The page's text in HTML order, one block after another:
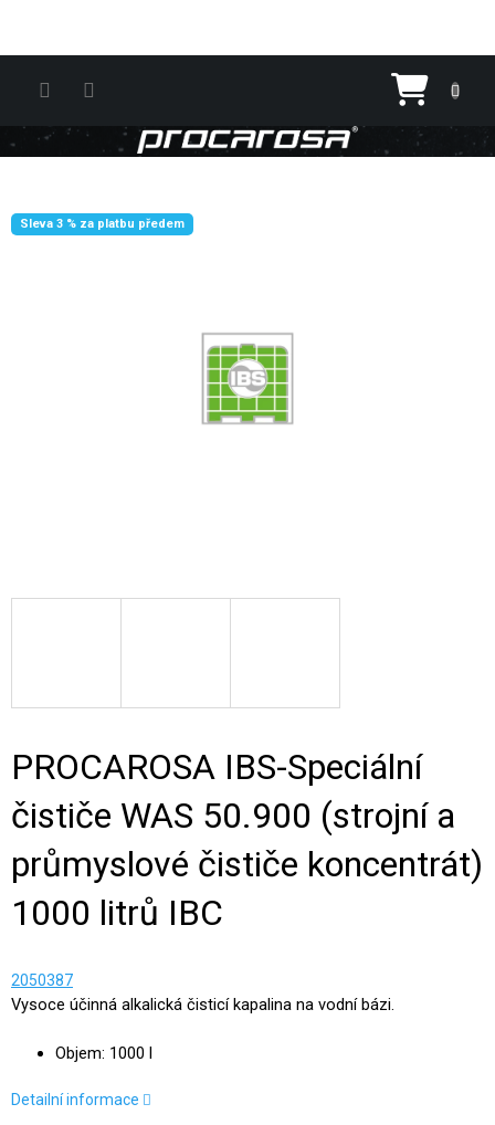
Sleva 3 % za platbu předem
PROCAROSA IBS-Speciální
čističe WAS 50.900 (strojní a
průmyslové čističe koncentrát)
1000 litrů IBC
2050387
Vysoce účinná alkalická čisticí kapalina na vodní bázi.
Objem: 1000 l
Detailní informace